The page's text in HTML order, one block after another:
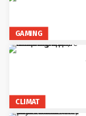
GAMING
CLIMAT